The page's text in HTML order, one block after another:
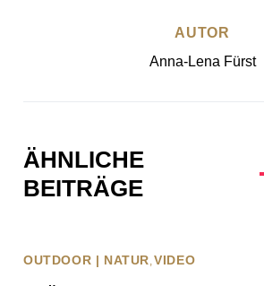
AUTOR
Anna-Lena Fürst
ÄHNLICHE
BEITRÄGE
OUTDOOR | NATUR VIDEO